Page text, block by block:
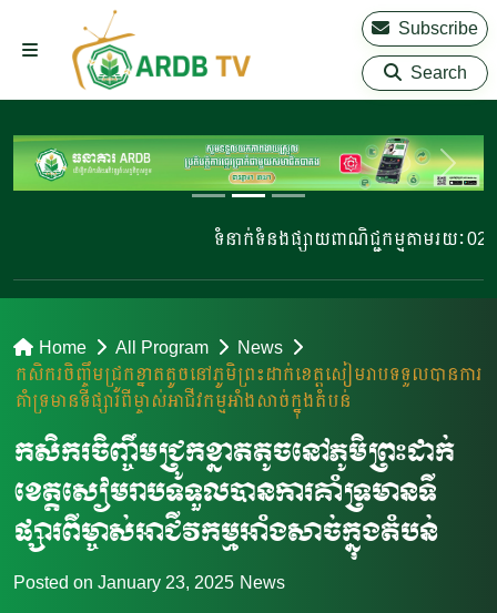
Subscribe
Search
ទំនាក់ទំនងផ្សាយពាណិជ្ជកម្មតាមរយៈ 023
Home All Program
News
កសិករចិញ្ចឹមជ្រូកខ្នាតតូចនៅភូមិព្រះដាក់ខេត្តសៀមរាបទទួលបានការ
គាំទ្រមានទីផ្សារពីម្ចាស់អាជីវកម្មអាំងសាច់ក្នុងតំបន់
កសិករចិញ្ចឹមជ្រូកខ្នាតតូចនៅភូមិព្រះដាក់
ខេត្តសៀមរាបទទួលបានការគាំទ្រមានទី
ផ្សារពីម្ចាស់អាជីវកម្មអាំងសាច់ក្នុងតំបន់
Posted on January 23, 2025 News